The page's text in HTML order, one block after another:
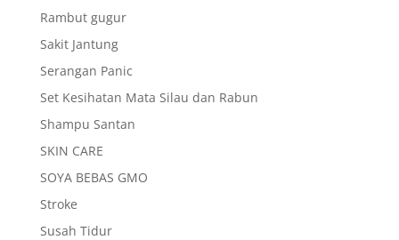
Rambut gugur
Sakit Jantung
Serangan Panic
Set Kesihatan Mata Silau dan Rabun
Shampu Santan
SKIN CARE
SOYA BEBAS GMO
Stroke
Susah Tidur